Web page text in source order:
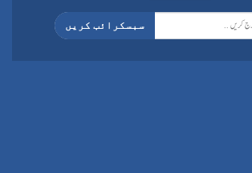
سبسکرائب کریں